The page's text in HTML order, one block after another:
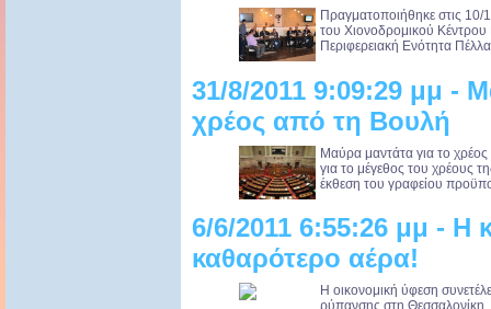
Πραγματοποιήθηκε στις 10/
του Χιονοδρομικού
Περιφερειακή Ενότητα
31/8/2011 9:09:29 μμ -
χρέος από τη Βουλή
Μαύρα μαντάτα για το
για το μέγεθος του χρέους
έκθεση του γραφείου
6/6/2011 6:55:26 μμ - Η
καθαρότερο αέρα!
Η οικονομική ύφεση
ρύπανσης στη Θεσσαλονίκη